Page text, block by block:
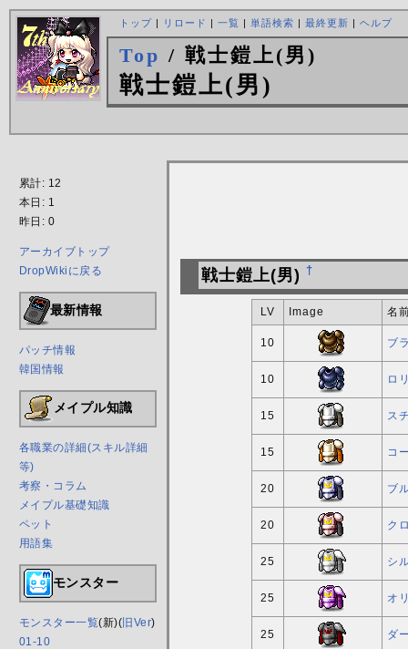
トップ| リロード | 一覧 | 単語検索 | 最終更新 | ヘルプ
Top / 戦士鎧上(男)
戦士鎧上(男)
累計: 12
本日: 1
昨日: 0
アーカイブトップ
DropWikiに戻る
最新情報
パッチ情報
韓国情報
メイプル知識
各職業の詳細(スキル詳細
等)
考察・コラム
メイプル基礎知識
ペット
用語集
モンスター
モンスター一覧(新)( 旧Ver)
01-10
戦士鎧上(男) †
LV Image 名
10 ブ
10 ロ
15 ス
15 コ
20 ブ
20 ク
25 シ
25 オ
25 ダ